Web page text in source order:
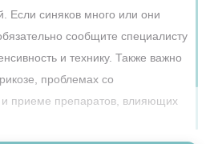
Если синяков много или они
сообщите специалисту
и технику. Также важно
проблемах со
и приеме препаратов, влияющих